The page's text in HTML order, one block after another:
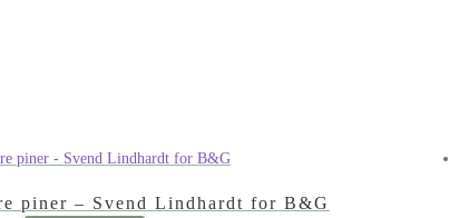
piner – Svend Lindhardt for B&G